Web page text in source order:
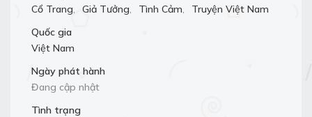
Cổ Trang, Giả Tưởng, Tình Cảm,
Truyện Việt Nam
Quốc gia
Việt Nam
Ngày phát hành
Đang cập nhật
Tình trạng